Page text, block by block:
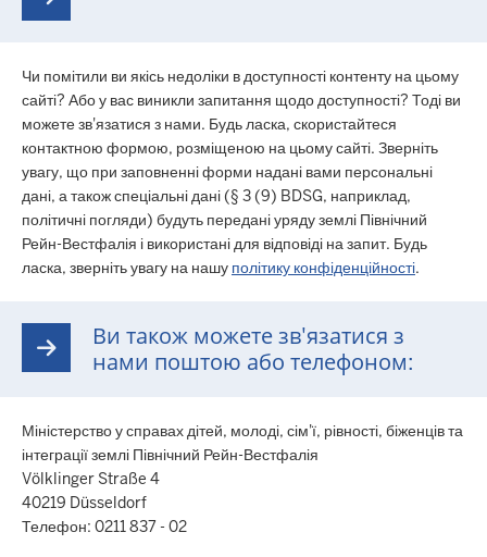
Чи помітили ви якісь недоліки в доступності контенту на цьому
сайті? Або у вас виникли запитання щодо доступності? Тоді ви
можете зв'язатися з нами. Будь ласка, скористайтеся
контактною формою, розміщеною на цьому сайті. Зверніть
увагу, що при заповненні форми надані вами персональні
дані, а також спеціальні дані (§ 3 (9) BDSG, наприклад,
політичні погляди) будуть передані уряду землі Північний
Рейн-Вестфалія і використані для відповіді на запит. Будь
ласка, зверніть увагу на нашу політику конфіденційності.
Ви також можете зв'язатися з
нами поштою або телефоном:
Міністерство у справах дітей, молоді, сім'ї, рівності, біженців та
інтеграції землі Північний Рейн-Вестфалія
Völklinger Straße 4
40219 Düsseldorf
Телефон: 0211 837 - 02